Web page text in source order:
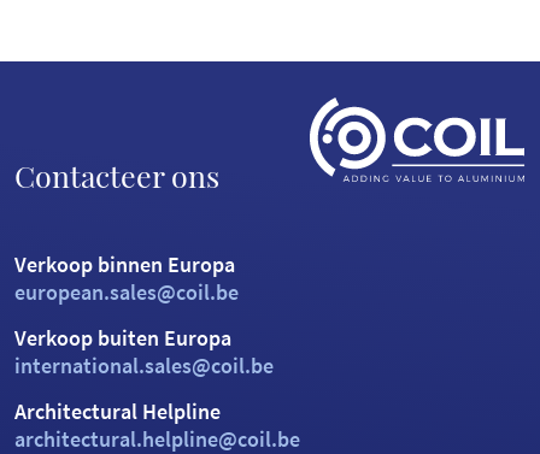
Contacteer ons
Verkoop binnen Europa
european.sales@coil.be
Verkoop buiten Europa
international.sales@coil.be
Architectural Helpline
architectural.helpline@coil.be